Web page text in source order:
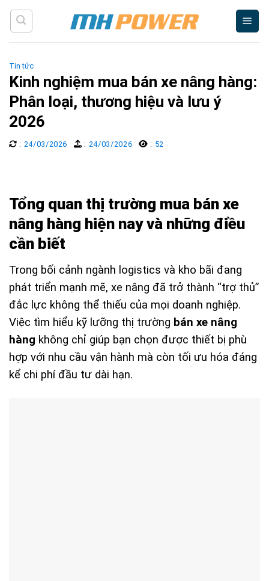
Skip
content
Tin tức
Kinh nghiệm mua bán xe nâng hàng:
Phân loại, thương hiệu và lưu ý
2026
: 24/03/2026 : 24/03/2026 : 52
Tổng quan thị trường mua bán xe
nâng hàng hiện nay và những điều
cần biết
Trong bối cảnh ngành logistics và kho bãi đang
phát triển mạnh mẽ, xe nâng đã trở thành “trợ thủ”
đắc lực không thể thiếu của mọi doanh nghiệp.
Việc tìm hiểu kỹ lưỡng thị trường bán xe nâng
hàng không chỉ giúp bạn chọn được thiết bị phù
hợp với nhu cầu vận hành mà còn tối ưu hóa đáng
kể chi phí đầu tư dài hạn.